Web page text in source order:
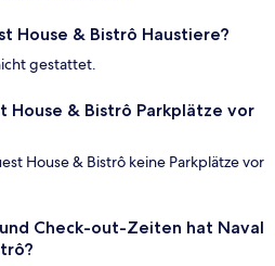
House & Bistrô Haustiere?
gestattet.
House & Bistrô Parkplätze vor
House & Bistrô keine Parkplätze vor
Check-out-Zeiten hat Naval